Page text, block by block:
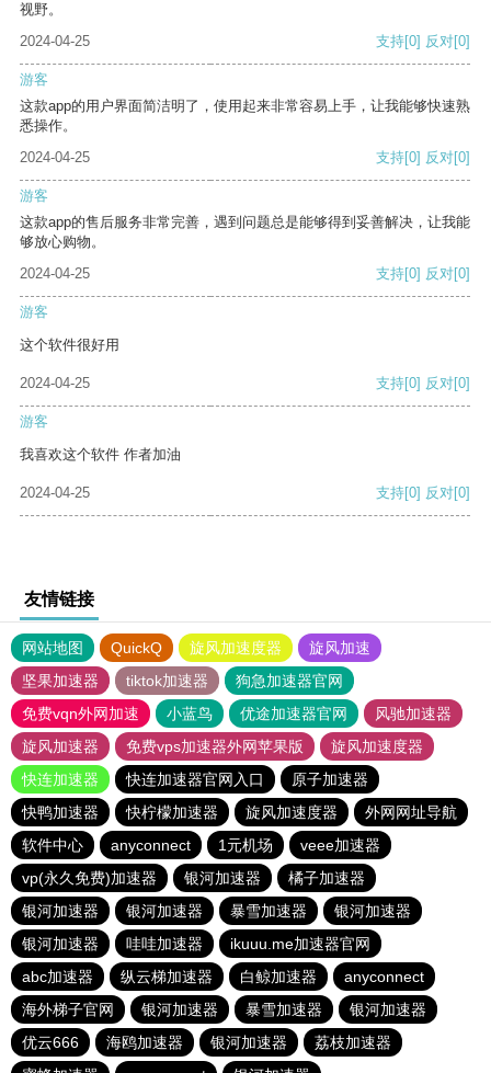
视野。
2024-04-25
支持[0] 反对[0]
游客
这款app的用户界面简洁明了，使用起来非常容易上手，让我能够快速熟
悉操作。
2024-04-25
支持[0] 反对[0]
游客
这款app的售后服务非常完善，遇到问题总是能够得到妥善解决，让我能
够放心购物。
2024-04-25
支持[0] 反对[0]
游客
这个软件很好用
2024-04-25 支持[0] 反对[0]
游客
我喜欢这个软件 作者加油
2024-04-25 支持[0] 反对[0]
友情链接
网站地图 QuickQ 旋风加速度器
旋风加速
坚果加速器
tiktok加速器
狗急加速器官网
免费vqn外网加速
小蓝鸟 优途加速器官网
风驰加速器
旋风加速器
免费vps加速器外网苹果版
旋风加速度器
快连加速器
快连加速器官网入口
原子加速器
快鸭加速器
快柠檬加速器 旋风加速度器
外网网址导航
软件中心
anyconnect 1元机场
veee加速器
vp(永久免费)加速器
银河加速器
橘子加速器
银河加速器
银河加速器 暴雪加速器
银河加速器
银河加速器
哇哇加速器
ikuuu.me加速器官网
abc加速器
纵云梯加速器 白鲸加速器
anyconnect
海外梯子官网
银河加速器 暴雪加速器
银河加速器
优云666
海鸥加速器 银河加速器
荔枝加速器